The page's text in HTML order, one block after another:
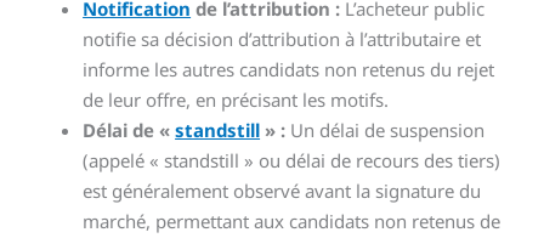
Notification de l’attribution : L’acheteur public
notifie sa décision d’attribution à l’attributaire et
informe les autres candidats non retenus du rejet
de leur offre, en précisant les motifs.
Délai de «standstill » : Un délai de suspension
(appelé « standstill » ou délai de recours des tiers)
est généralement observé avant la signature du
marché, permettant aux candidats non retenus de